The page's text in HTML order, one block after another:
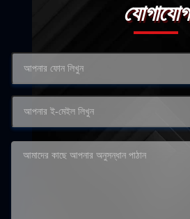
যোগাযোগ